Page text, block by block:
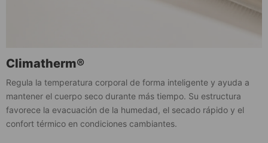
Climatherm®
Regula la temperatura corporal de forma inteligente y ayuda a
mantener el cuerpo seco durante más tiempo. Su estructura
favorece la evacuación de la humedad, el secado rápido y el
confort térmico en condiciones cambiantes.